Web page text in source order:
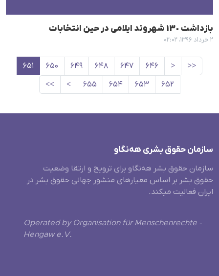
بازداشت ١٣٠ شهروند ایلامی در حین انتخابات
۲ خرداد ۱۳۹۶، ۰۲:۰۲
<<
< ۶۴۶ ۶۴۷ ۶۴۸ ۶۴۹ ۶۵۰
۶۵۱
۶۵۲
۶۵۳ ۶۵۴ ۶۵۵ >
>>
سازمان حقوق بشری هەنگاو
سازمان حقوق بشر هه‌نگاو برای ترویج و ارتقا وضعیت
حقوق بشر بر اساس معیارهای منشور جهانی حقوق بشر در
ایران فعالیت میکند.
Operated by Organisation für Menschenrechte -
Hengaw e.V.